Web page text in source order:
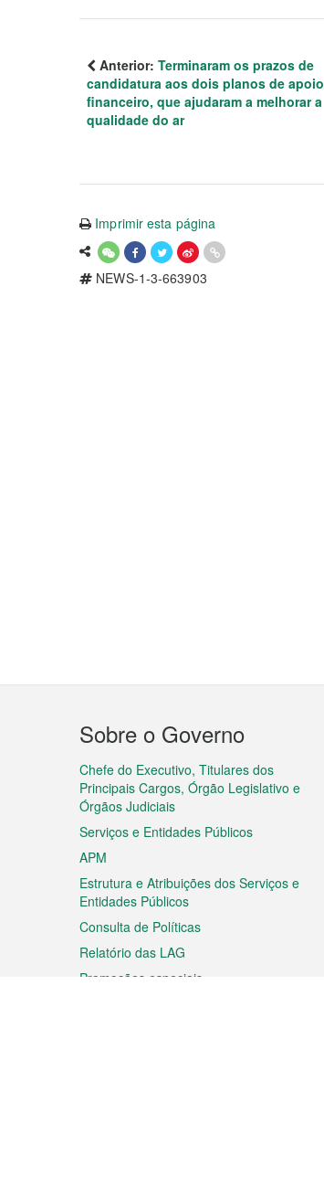
Anterior: Terminaram os prazos de
candidatura aos dois planos de apoio
financeiro, que ajudaram a melhorar a
qualidade do ar
Imprimir esta página
NEWS-1-3-663903
Menu
do
rodapé
Sobre o Governo
Chefe do Executivo, Titulares dos
Principais Cargos, Órgão Legislativo e
Órgãos Judiciais
Serviços e Entidades Públicos
APM
Estrutura e Atribuições dos Serviços e
Entidades Públicos
Consulta de Políticas
Relatório das LAG
Promoções especiais